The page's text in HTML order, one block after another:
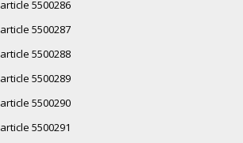
article 5500286
article 5500287
article 5500288
article 5500289
article 5500290
article 5500291